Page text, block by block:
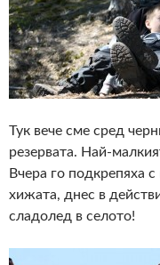
Тук вече сме сред
резервата. Най-
Вчера го подкрепяха
хижата, днес в
сладолед в селото!